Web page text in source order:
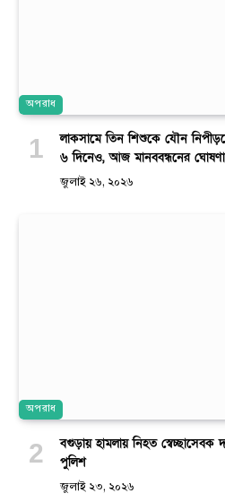
অপরাধ
লাকসামে তিন শিশুকে যৌন
৬ দিনেও, আজ মানববন্ধনের ঘোষণা
জুলাই ২৬, ২০২৬
অপরাধ
বগুড়ায় হামলায় নিহত
পুলিশ
জুলাই ২৩, ২০২৬